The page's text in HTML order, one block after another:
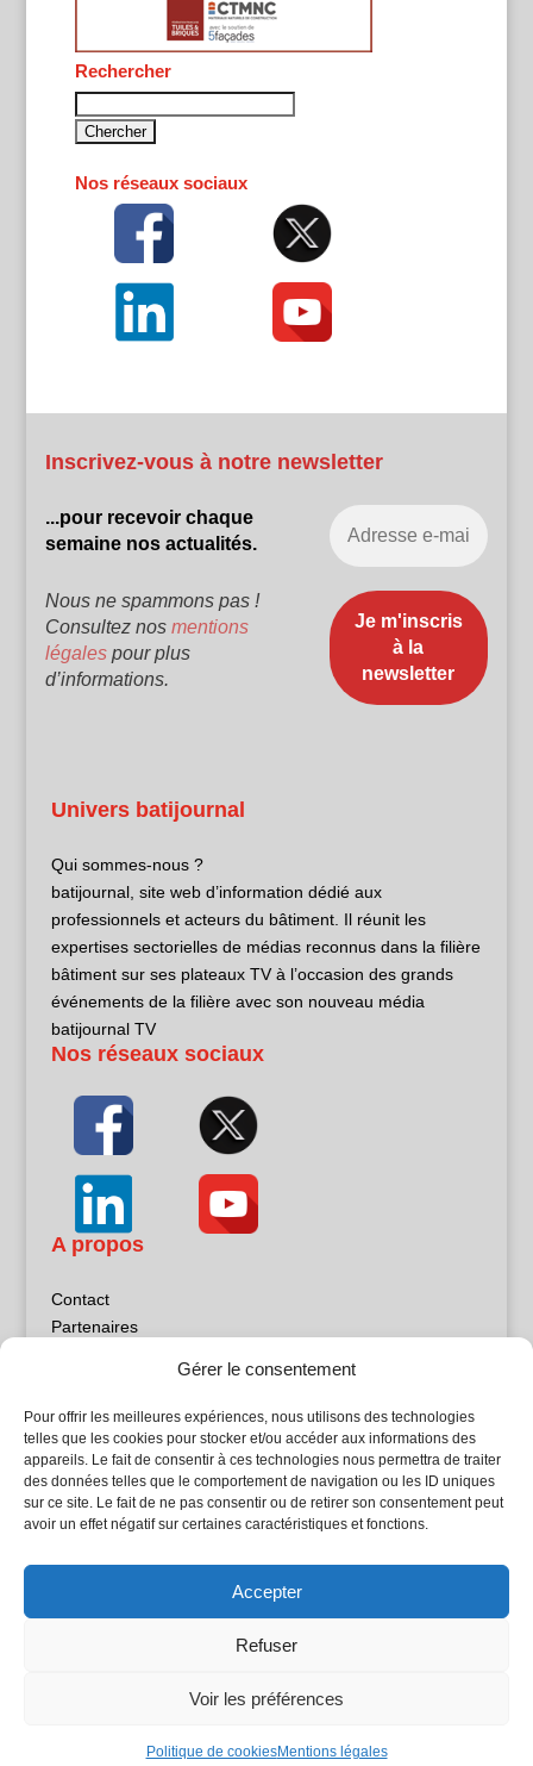
Gérer le consentement
Pour offrir les meilleures expériences, nous utilisons des technologies
telles que les cookies pour stocker et/ou accéder aux informations des
appareils. Le fait de consentir à ces technologies nous permettra de traiter
des données telles que le comportement de navigation ou les ID uniques
sur ce site. Le fait de ne pas consentir ou de retirer son consentement peut
avoir un effet négatif sur certaines caractéristiques et fonctions.
Accepter
Refuser
Voir les préférences
Politique de cookiesMentions légales
Rechercher
Nos réseaux sociaux
Inscrivez-vous à notre newsletter
...pour recevoir chaque
semaine nos actualités.
Nous ne spammons pas !
Consultez nosmentions
légales pour plus
d’informations.
Univers batijournal
Qui sommes-nous ?
batijournal, site web d’information dédié aux
professionnels et acteurs du bâtiment. Il réunit les
expertises sectorielles de médias reconnus dans la filière
bâtiment sur ses plateaux TV à l’occasion des grands
événements de la filière avec son nouveau média
batijournal TV
Nos réseaux sociaux
A propos
Contact
Partenaires
Politique de confidentialité
Sites partenaires
5Façades
Atrium Patrimoine
L'Atelier Bois
© Batijournal 2024